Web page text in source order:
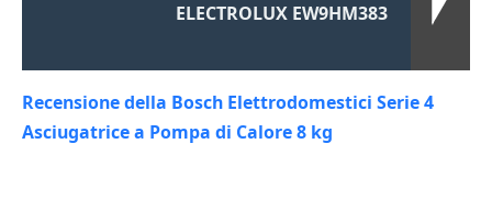
ELECTROLUX EW9HM383
Recensione della Bosch Elettrodomestici Serie 4
Asciugatrice a Pompa di Calore 8 kg